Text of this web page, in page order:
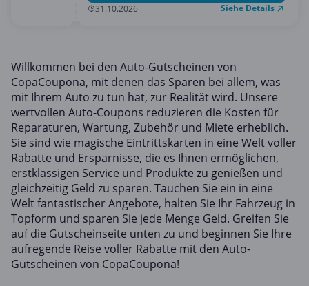
31.10.2026 Siehe Details
Willkommen bei den Auto-Gutscheinen von
CopaCoupona, mit denen das Sparen bei allem, was
mit Ihrem Auto zu tun hat, zur Realität wird. Unsere
wertvollen Auto-Coupons reduzieren die Kosten für
Reparaturen, Wartung, Zubehör und Miete erheblich.
Sie sind wie magische Eintrittskarten in eine Welt voller
Rabatte und Ersparnisse, die es Ihnen ermöglichen,
erstklassigen Service und Produkte zu genießen und
gleichzeitig Geld zu sparen. Tauchen Sie ein in eine
Welt fantastischer Angebote, halten Sie Ihr Fahrzeug in
Topform und sparen Sie jede Menge Geld. Greifen Sie
auf die Gutscheinseite unten zu und beginnen Sie Ihre
aufregende Reise voller Rabatte mit den Auto-
Gutscheinen von CopaCoupona!